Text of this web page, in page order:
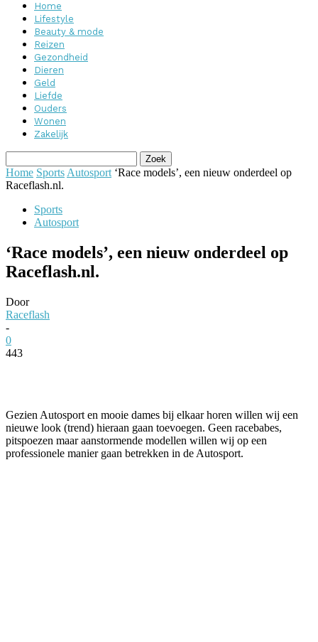
Home
Lifestyle
Beauty & mode
Reizen
Gezondheid
Dieren
Geld
Liefde
Ouders
Wonen
Zakelijk
Home Sports Autosport ‘Race models’, een nieuw onderdeel op
Raceflash.nl.
Sports
Autosport
‘Race models’, een nieuw onderdeel op
Raceflash.nl.
Door
Raceflash
-
0
443
Gezien Autosport en mooie dames bij elkaar horen willen wij een
nieuwe look (trend) hieraan gaan toevoegen. Geen racebabes,
pitspoezen maar aanstormende modellen willen wij op een
professionele manier gaan betrekken in de Autosport.